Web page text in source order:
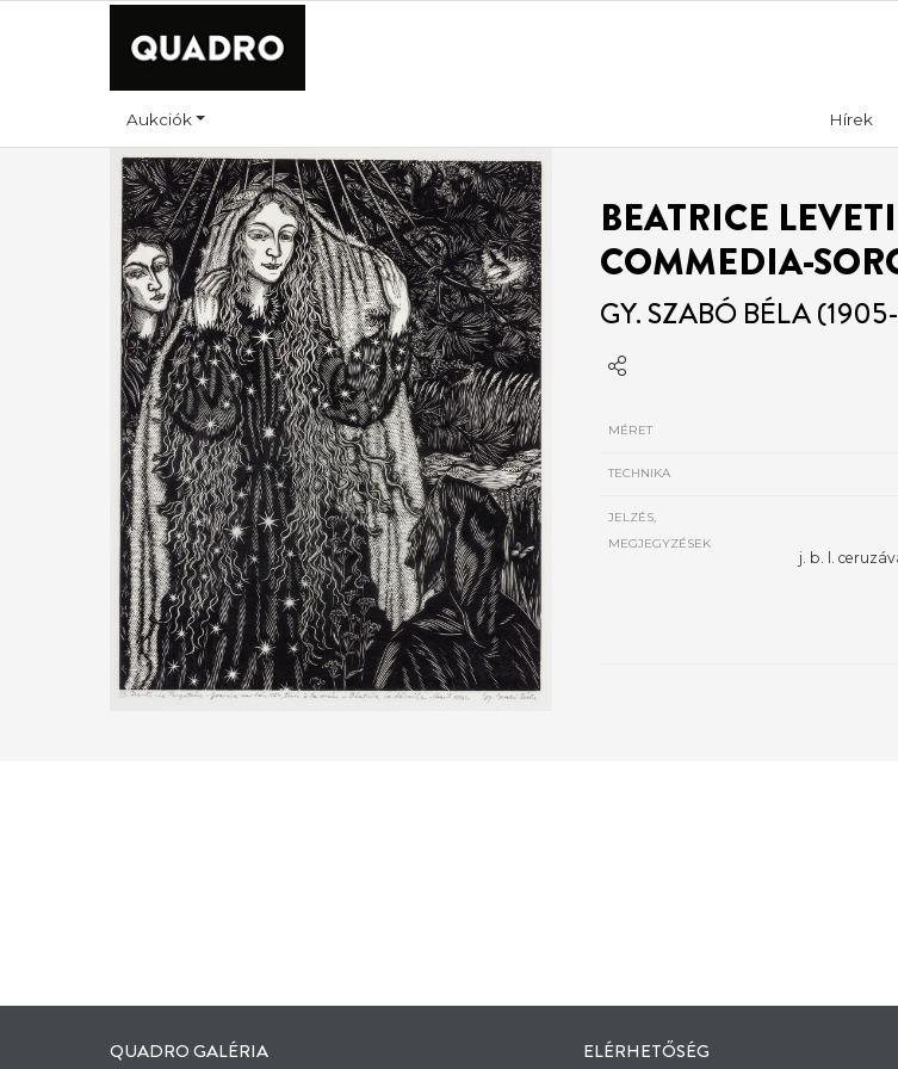
Aukciók Hírek
BEATRICE
COMMEDIA-
GY. SZABÓ BÉLA
MÉRET
TECHNIKA
JELZÉS,
MEGJEGYZÉSEK
j. b. l.
QUADRO GALÉRIA ELÉRHETŐSÉG